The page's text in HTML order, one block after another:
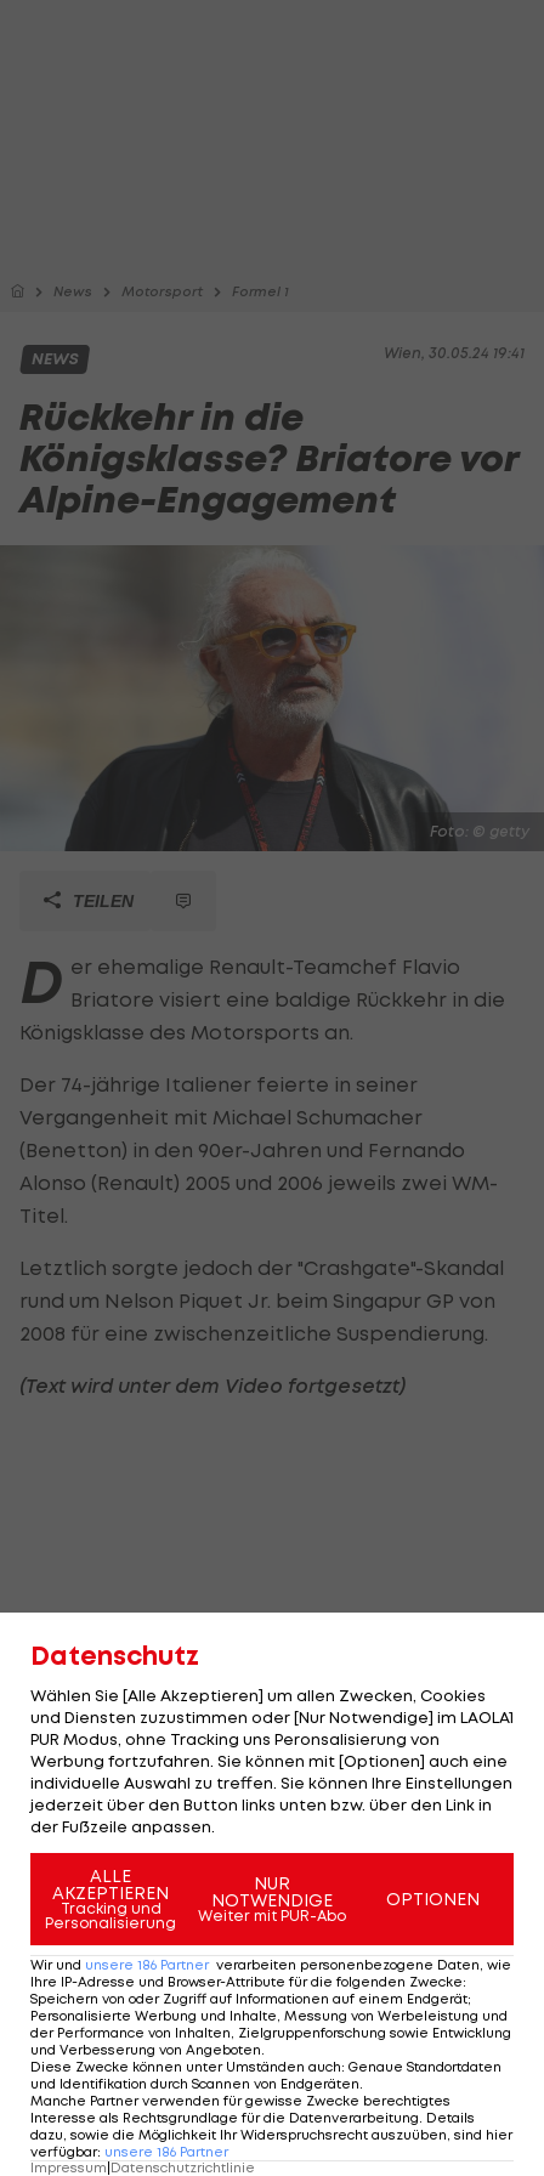
News Motorsport Formel 1
Wien, 30.05.24 19:41
NEWS
Rückkehr in die
Königsklasse? Briatore vor
Alpine-Engagement
Foto: © getty
TEILEN
D er ehemalige Renault-Teamchef Flavio
Briatore visiert eine baldige Rückkehr in die
Königsklasse des Motorsports an.
Der 74-jährige Italiener feierte in seiner
Vergangenheit mit Michael Schumacher
(Benetton) in den 90er-Jahren und Fernando
Alonso (Renault) 2005 und 2006 jeweils zwei WM-
Titel.
Letztlich sorgte jedoch der "Crashgate"-Skandal
rund um Nelson Piquet Jr. beim Singapur GP von
2008 für eine zwischenzeitliche Suspendierung.
(Text wird unter dem Video fortgesetzt)
Nun möchte Briatore laut der italienischen
Alpine F1-Team mit einem neuen Engagement als
Berater zum Erfolg führen.
Rückkehr mit Newey-Verpflichtung steht
im Raum
Flavio Briatore peilt allerdings neben dem
persönlichen Engagement auch eine zusätzliche
Verpflichtung für Alpine F1 an.
Niemand geringerer als der scheidende Red-Bull-
Technik-Guru Adrian Newey soll den Rennstall mit
seiner Erfahrung unterstützen.
Newey wird derzeit jedoch auch mitFerrariin
Datenschutz
Wählen Sie [Alle Akzeptieren] um allen Zwecken, Cookies
und Diensten zuzustimmen oder [Nur Notwendige] im LAOLA1
PUR Modus, ohne Tracking uns Peronsalisierung von
Werbung fortzufahren. Sie können mit [Optionen] auch eine
individuelle Auswahl zu treffen. Sie können Ihre Einstellungen
jederzeit über den Button links unten bzw. über den Link in
der Fußzeile anpassen.
ALLE
AKZEPTIEREN
Tracking und
Personalisierung
NUR
NOTWENDIGE
Weiter mit PUR-Abo
OPTIONEN
Wir und unsere 186 Partner verarbeiten personenbezogene Daten, wie
Ihre IP-Adresse und Browser-Attribute für die folgenden Zwecke:
Speichern von oder Zugriff auf Informationen auf einem Endgerät;
Personalisierte Werbung und Inhalte, Messung von Werbeleistung und
der Performance von Inhalten, Zielgruppenforschung sowie Entwicklung
und Verbesserung von Angeboten
Diese Zwecke können unter Umständen auch: Genaue Standortdaten
und Identifikation durch Scannen von Endgeräten
Manche Partner verwenden für gewisse Zwecke berechtigtes
Interesse als Rechtsgrundlage für die Datenverarbeitung. Details
dazu, sowie die Möglichkeit Ihr Widerspruchsrecht auszuüben, sind hier
verfügbar: unsere 186 Partner
Impressum|Datenschutzrichtlinie